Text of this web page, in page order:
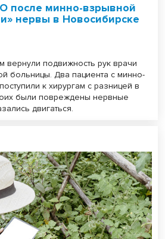
после минно-взрывной
нервы в Новосибирске
подвижность рук врачи
больницы. Два пациента с минно-
к хирургам с разницей в
были повреждены нервные
двигаться.